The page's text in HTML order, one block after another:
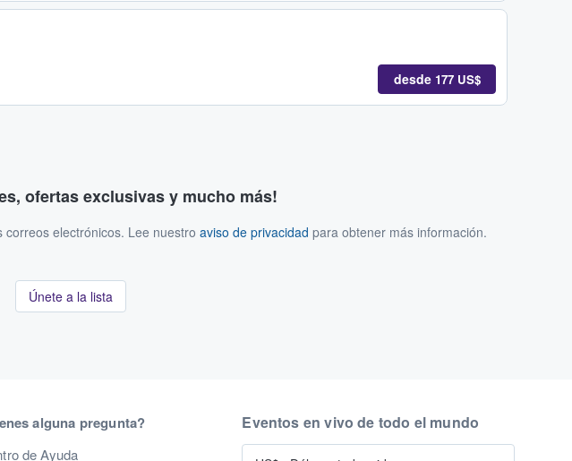
desde 177 US$
ofertas exclusivas y mucho más!
electrónicos. Lee nuestro aviso de privacidad para obtener más información.
Únete a la lista
alguna pregunta?
de Ayuda
Eventos en vivo de todo el mundo